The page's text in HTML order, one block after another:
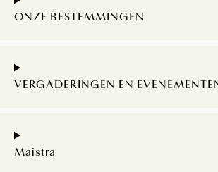
ONZE BESTEMMINGEN
VERGADERINGEN EN
Maistra